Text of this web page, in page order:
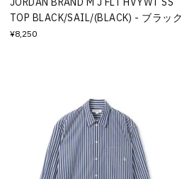
TOP BLACK/SAIL/(BLACK) - ブラック
¥8,250